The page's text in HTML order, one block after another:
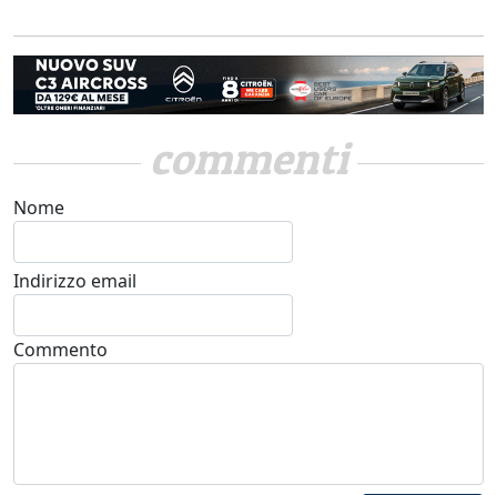
commenti
Nome
Indirizzo email
Commento